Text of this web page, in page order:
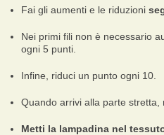
Fai gli aumenti e le riduzioni
Nei primi fili non è necessario
ogni 5 punti.
Infine, riduci un punto ogni 10.
Quando arrivi alla parte stretta,
Metti la lampadina nel